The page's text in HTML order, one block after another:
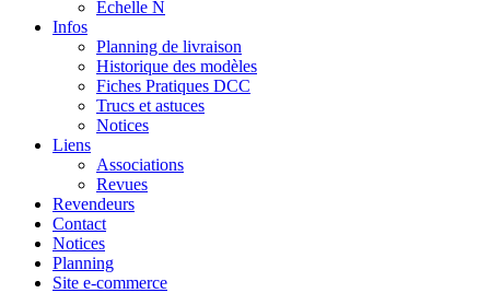
Echelle N
Infos
Planning de livraison
Historique des modèles
Fiches Pratiques DCC
Trucs et astuces
Notices
Liens
Associations
Revues
Revendeurs
Contact
Notices
Planning
Site e-commerce